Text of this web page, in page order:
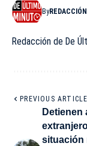
By
Redacción de De
PREVIOUS ARTICLE
Detienen
situación